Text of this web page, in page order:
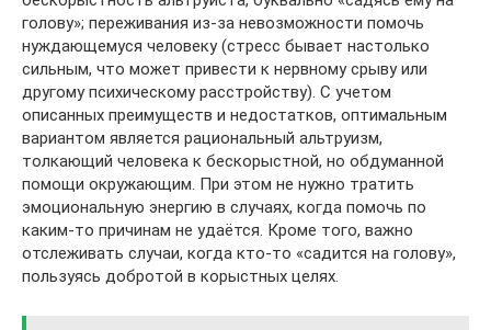
голову»; переживания из-за невозможности помочь
нуждающемуся человеку (стресс бывает настолько
сильным, что может привести к нервному срыву или
другому психическому расстройству). С учетом
описанных преимуществ и недостатков, оптимальным
вариантом является рациональный альтруизм,
толкающий человека к бескорыстной, но обдуманной
помощи окружающим. При этом не нужно тратить
эмоциональную энергию в случаях, когда помочь по
каким-то причинам не удаётся. Кроме того, важно
отслеживать случаи, когда кто-то «садится на голову»,
пользуясь добротой в корыстных целях.